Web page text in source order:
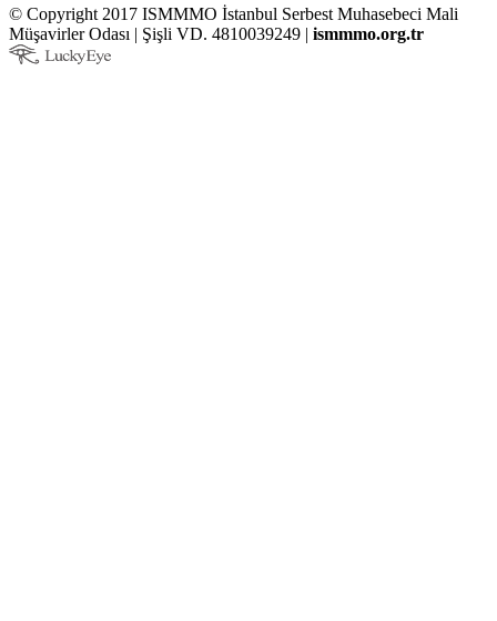
© Copyright 2017 ISMMMO İstanbul Serbest Muhasebeci Mali
Müşavirler Odası | Şişli VD. 4810039249 | ismmmo.org.tr